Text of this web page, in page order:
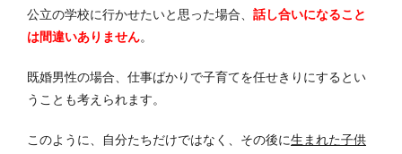
公立の学校に行かせたいと思った場合、 話し合いになること
は間違いありません。
既婚男性の場合、仕事ばかりで子育てを任せきりにするとい
うことも考えられます。
このように、自分たちだけではなく、その後に生まれた子供